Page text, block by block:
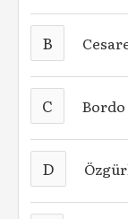
B
C
D